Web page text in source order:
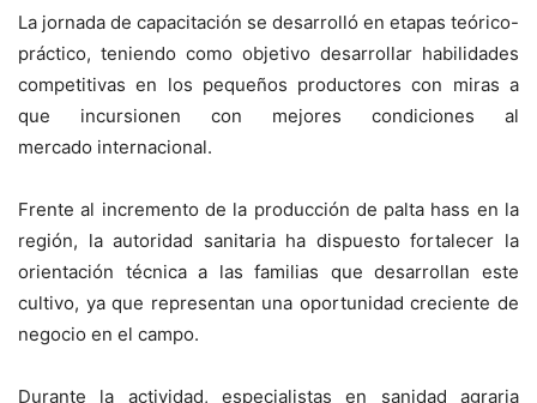
La jornada de capacitación se desarrolló en etapas teórico-
práctico, teniendo como objetivo desarrollar habilidades
competitivas en los pequeños productores con miras a
que incursionen con mejores condiciones al
mercado internacional.
Frente al incremento de la producción de palta hass en la
región, la autoridad sanitaria ha dispuesto fortalecer la
orientación técnica a las familias que desarrollan este
cultivo, ya que representan una oportunidad creciente de
negocio en el campo.
Durante la actividad, especialistas en sanidad agraria